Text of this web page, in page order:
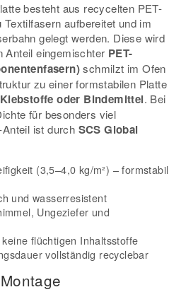
besteht aus recycelten PET-
aufbereitet und im
gelegt werden. Diese wird
Anteil eingemischter PET-
schmilzt im Ofen
zu einer formstabilen Platte
oder Bindemittel. Bei
für besonders viel
ist durch SCS Global
(3,5–4,0 kg/m²) – formstabil
und wasserresistent
Ungeziefer und
flüchtigen Inhaltsstoffe
vollständig recyclebar